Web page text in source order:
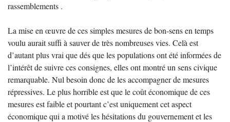
rassemblements .
La mise en œuvre de ces simples mesures de bon-sens en temps
voulu aurait suffi à sauver de très nombreuses vies. Celà est
d’autant plus vrai que dés que les populations ont été informées de
l’intérêt de suivre ces consignes, elles ont montré un sens civique
remarquable. Nul besoin donc de les accompagner de mesures
répressives. Le plus horrible est que le coût économique de ces
mesures est faible et pourtant c’est uniquement cet aspect
économique qui a motivé les hésitations du gouvernement et les